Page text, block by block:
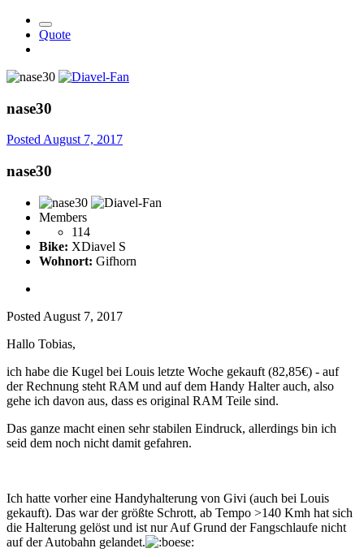
Quote
nase30
Posted August 7, 2017
nase30
Members
114
Bike: XDiavel S
Wohnort: Gifhorn
Posted August 7, 2017
Hallo Tobias,
ich habe die Kugel bei Louis letzte Woche gekauft (82,85€) - auf
der Rechnung steht RAM und auf dem Handy Halter auch, also
gehe ich davon aus, dass es original RAM Teile sind.
Das ganze macht einen sehr stabilen Eindruck, allerdings bin ich
seid dem noch nicht damit gefahren.
Ich hatte vorher eine Handyhalterung von Givi (auch bei Louis
gekauft). Das war der größte Schrott, ab Tempo >140 Kmh hat sich
die Halterung gelöst und ist nur Auf Grund der Fangschlaufe nicht
auf der Autobahn gelandet.